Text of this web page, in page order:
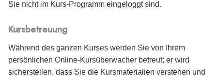
Sie nicht im Kurs-Programm eingeloggt sind.
Kursbetreuung
Während des ganzen Kurses werden Sie von Ihrem
persönlichen Online-Kursüberwacher betreut; er wird
sicherstellen, dass Sie die Kursmaterialien verstehen und